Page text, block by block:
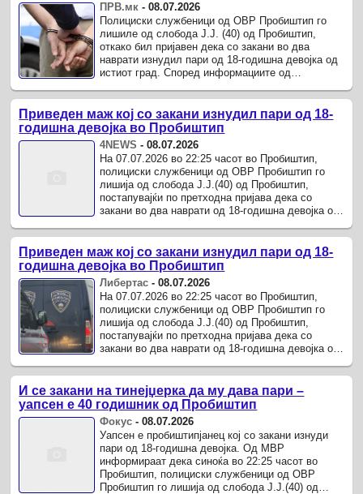
ПРВ.мк -08.07.2026
Полициски службеници од ОВР Пробиштип го
лишиле од слобода Ј.Ј. (40) од Пробиштип,
откако бил пријавен дека со закани во два
наврати изнудил пари од 18-годишна девојка од
истиот град. Според информациите од
приведувањето било извршено на 7 ...
Приведен маж кој со закани изнудил пари од 18-
годишна девојка во Пробиштип
4NEWS -08.07.2026
На 07.07.2026 во 22:25 часот во Пробиштип,
полициски службеници од ОВР Пробиштип го
лишија од слобода Ј.Ј.(40) од Пробиштип,
постапувајќи по претходна пријава дека со
закани во два наврати од 18-годишна девојка од
Приведен маж кој со закани изнудил пари од 18-
годишна девојка во Пробиштип
Либертас -08.07.2026
На 07.07.2026 во 22:25 часот во Пробиштип,
полициски службеници од ОВР Пробиштип го
лишија од слобода Ј.Ј.(40) од Пробиштип,
постапувајќи по претходна пријава дека со
закани во два наврати од 18-годишна девојка од
И се закани на тинејџерка да му дава пари –
уапсен е 40 годишник од Пробиштип
Фокус -08.07.2026
Уапсен е пробиштипјанец кој со закани изнуди
пари од 18-годишна девојка. Од МВР
информираат дека синоќа во 22:25 часот во
Пробиштип, полициски службеници од ОВР
Пробиштип го лишија од слобода Ј.Ј.(40) од